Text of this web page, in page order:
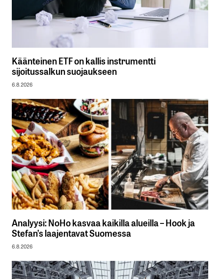
Käänteinen ETF on kallis instrumentti
sijoitussalkun suojaukseen
6.8.2026
Analyysi: NoHo kasvaa kaikilla alueilla – Hook ja
Stefan’s laajentavat Suomessa
6.8.2026